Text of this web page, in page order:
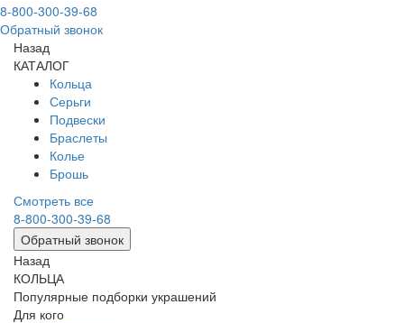
8-800-300-39-68
Обратный звонок
Назад
КАТАЛОГ
Кольца
Серьги
Подвески
Браслеты
Колье
Брошь
Смотреть все
8-800-300-39-68
Обратный звонок
Назад
КОЛЬЦА
Популярные подборки украшений
Для кого